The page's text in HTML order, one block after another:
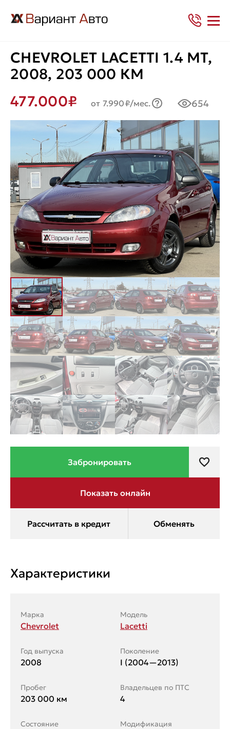
CHEVROLET LACETTI 1.4 MT,
2008, 203 000 КМ
477.000₽
от 7.990₽/мес. 654
Характеристики
Марка
Chevrolet
Модель
Lacetti
Год выпуска
2008
Поколение
I (2004—2013)
Пробег
203 000 км
Владельцев по ПТС
4
Состояние Модификация